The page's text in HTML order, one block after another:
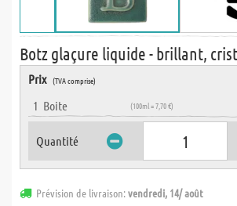
Botz glaçure liquide - brillant,
Prix (TVA comprise)
1 Boite (100ml = 7,70 €)
Quantité
Prévision de livraison:vendredi, 14/ août